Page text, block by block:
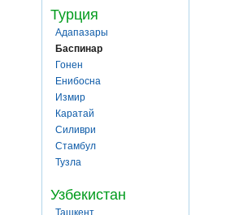
Турция
Адапазары
Баспинар
Гонен
Енибосна
Измир
Каратай
Силиври
Стамбул
Тузла
Узбекистан
Ташкент